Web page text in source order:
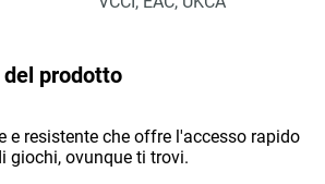
prodotto
e resistente che offre l'accesso rapido
giochi, ovunque ti trovi.